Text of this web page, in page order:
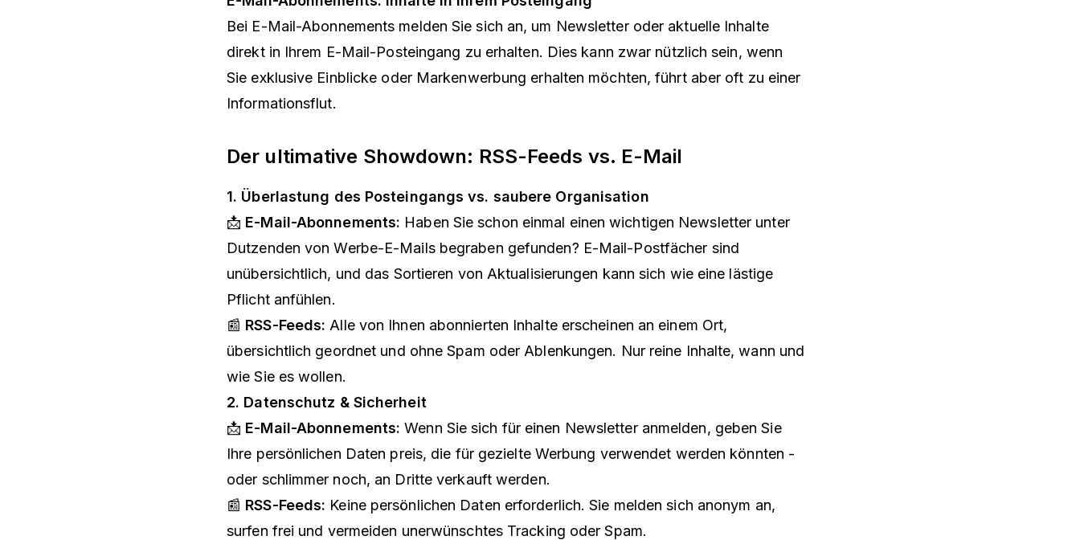
Bei E-Mail-Abonnements melden Sie sich an, um Newsletter oder aktuelle Inhalte
direkt in Ihrem E-Mail-Posteingang zu erhalten. Dies kann zwar nützlich sein, wenn
Sie exklusive Einblicke oder Markenwerbung erhalten möchten, führt aber oft zu einer
Informationsflut.
Der ultimative Showdown: RSS-Feeds vs. E-Mail
1. Überlastung des Posteingangs vs. saubere Organisation
📩 E-Mail-Abonnements: Haben Sie schon einmal einen wichtigen Newsletter unter
Dutzenden von Werbe-E-Mails begraben gefunden? E-Mail-Postfächer sind
unübersichtlich, und das Sortieren von Aktualisierungen kann sich wie eine lästige
Pflicht anfühlen.
📰 RSS-Feeds: Alle von Ihnen abonnierten Inhalte erscheinen an einem Ort,
übersichtlich geordnet und ohne Spam oder Ablenkungen. Nur reine Inhalte, wann und
wie Sie es wollen.
2. Datenschutz & Sicherheit
📩 E-Mail-Abonnements: Wenn Sie sich für einen Newsletter anmelden, geben Sie
Ihre persönlichen Daten preis, die für gezielte Werbung verwendet werden könnten -
oder schlimmer noch, an Dritte verkauft werden.
📰 RSS-Feeds: Keine persönlichen Daten erforderlich. Sie melden sich anonym an,
surfen frei und vermeiden unerwünschtes Tracking oder Spam.